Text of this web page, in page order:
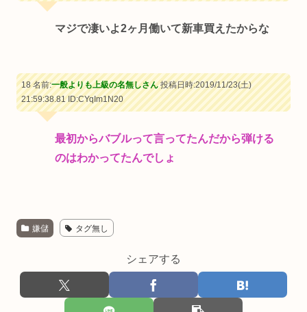
マジで凄いよ2ヶ月働いて新車買えたからな
18 名前:一般よりも上級の名無しさん投稿日時:2019/11/23(土)
21:59:38.81ID:CYqIm1N20
最初からバブルって言ってたんだから弾ける
のはわかってたんでしょ
嫌儲 タグ無し
シェアする